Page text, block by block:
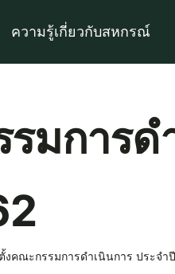
ความรู้เกี่ยวกับสหกรณ์
มการด
งคณะกรรมการดำเนินการ ประจำ